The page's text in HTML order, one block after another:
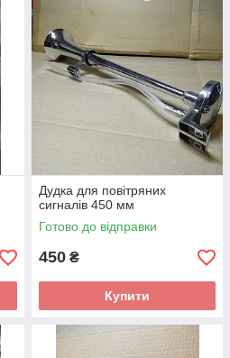
Дудка для повітряних
сигналів 450 мм
Готово до відправки
450 ₴
Купити